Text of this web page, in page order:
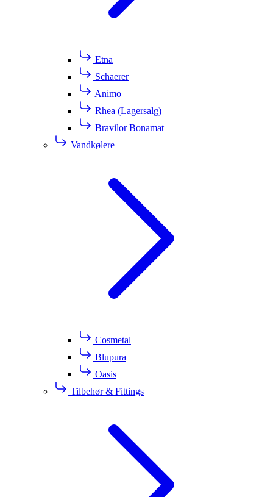
Etna
Schaerer
Animo
Rhea (Lagersalg)
Bravilor Bonamat
Vandkølere
Cosmetal
Blupura
Oasis
Tilbehør & Fittings